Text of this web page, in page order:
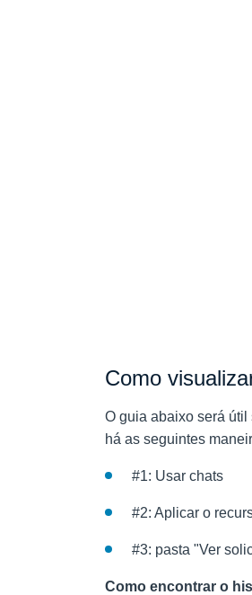
Como
O guia abaixo será
há as seguintes
#1: Usar chats
#2: Aplicar o
#3: pasta "Ver
Como encontrar o